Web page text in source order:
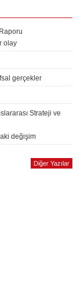
olay
gerçekler
Strateji ve
değişim
Diğer Yazılar